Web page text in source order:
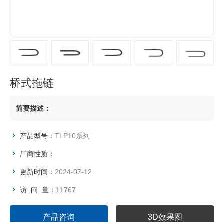
桥式拖链
简要描述：
产品型号： TLP10系列
厂商性质：
更新时间： 2024-07-12
访 问 量： 11767
产品咨询 3D效果图